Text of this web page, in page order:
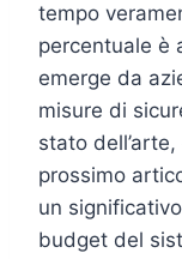
tempo
percentuale è
emerge da
misure di
stato
prossimo
un
budget del